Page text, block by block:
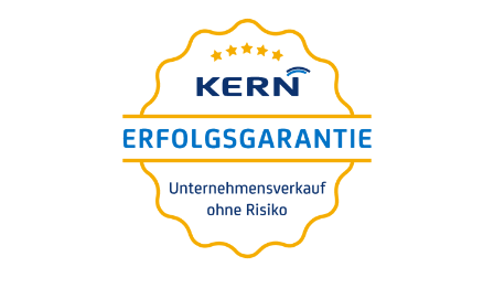
Grundlagen-Webinar
Nils Koerber
Unternehmens-verkauf
(M&A) ohne Risiko und
Wertverlust